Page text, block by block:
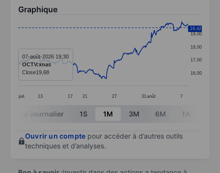
Graphique
The chart has 1 X axis displaying categories.
The chart has 1 Y axis displaying values. Data ranges
juil. 13 17 21 27 31 août 7
16,00
17,00
18,00
19,00
19,42
07-août-2026 19:30
OCTV:xnas
Close19,68
End of interactive chart.
Intra-journalier 1S 1M 3M 6M 1A
Ouvrir un compte pour accéder à d’autres outils
techniques et d’analyses.